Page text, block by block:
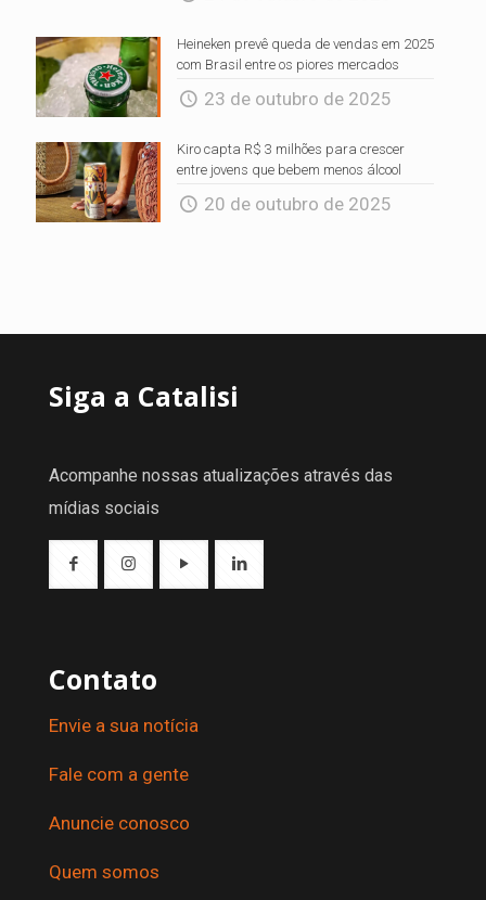
Heineken prevê queda de vendas em 2025
com Brasil entre os piores mercados
23 de outubro de 2025
Kiro capta R$ 3 milhões para crescer
entre jovens que bebem menos álcool
20 de outubro de 2025
Siga a Catalisi
Acompanhe nossas atualizações através das
mídias sociais
Contato
Envie a sua notícia
Fale com a gente
Anuncie conosco
Quem somos